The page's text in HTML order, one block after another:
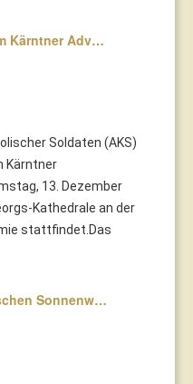
Kärntner Adv…
Soldaten (AKS)
Kärntner
13. Dezember
Kathedrale an der
stattfindet.Das
Sonnenw…